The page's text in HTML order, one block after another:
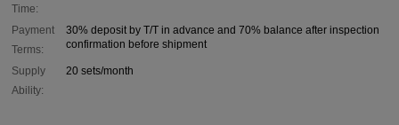
Time:
Payment
Terms:
30% deposit by T/T in advance and 70% balance after inspection
confirmation before shipment
Supply
Ability:
20 sets/month